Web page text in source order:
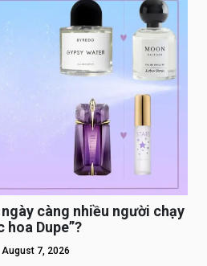
càng nhiều người chạy
hoa Dupe”?
August 7, 2026